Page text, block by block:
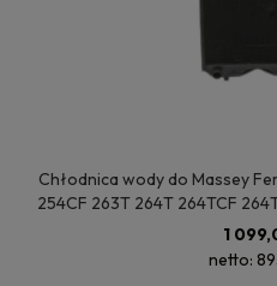
Chłodnica wody do Massey
254CF 263T 264T 264TCF
284 293 294 294C 294S
1
netto: